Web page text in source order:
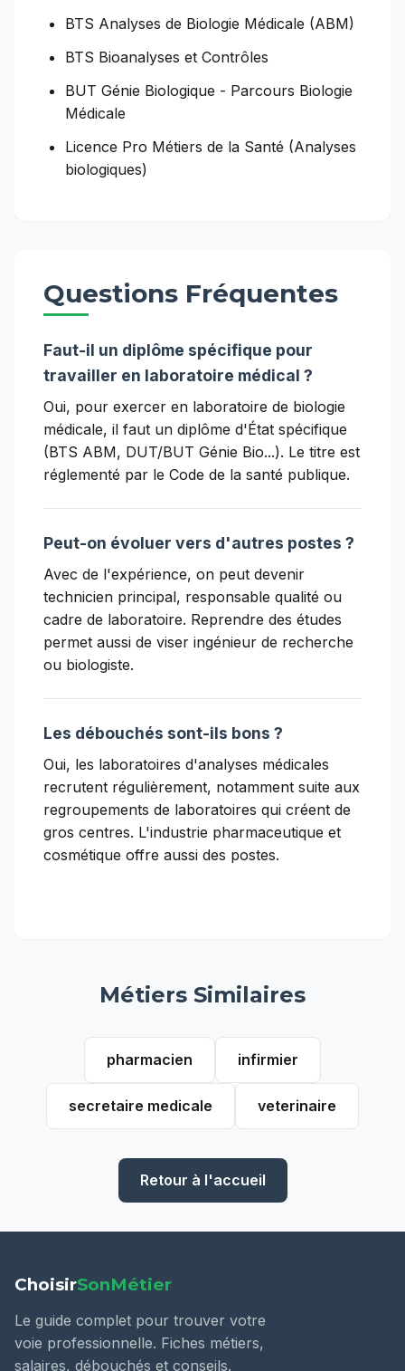
BTS Analyses de Biologie Médicale (ABM)
BTS Bioanalyses et Contrôles
BUT Génie Biologique - Parcours Biologie
Médicale
Licence Pro Métiers de la Santé (Analyses
biologiques)
Questions Fréquentes
Faut-il un diplôme spécifique pour
travailler en laboratoire médical ?
Oui, pour exercer en laboratoire de biologie
médicale, il faut un diplôme d'État spécifique
(BTS ABM, DUT/BUT Génie Bio...). Le titre est
réglementé par le Code de la santé publique.
Peut-on évoluer vers d'autres postes ?
Avec de l'expérience, on peut devenir
technicien principal, responsable qualité ou
cadre de laboratoire. Reprendre des études
permet aussi de viser ingénieur de recherche
ou biologiste.
Les débouchés sont-ils bons ?
Oui, les laboratoires d'analyses médicales
recrutent régulièrement, notamment suite aux
regroupements de laboratoires qui créent de
gros centres. L'industrie pharmaceutique et
cosmétique offre aussi des postes.
Métiers Similaires
pharmacien infirmier
secretaire medicale veterinaire
Retour à l'accueil
ChoisirSonMétier
Le guide complet pour trouver votre
voie professionnelle. Fiches métiers,
salaires, débouchés et conseils.